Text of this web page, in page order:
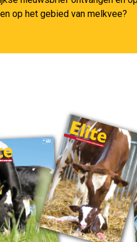
op het gebied van melkvee?